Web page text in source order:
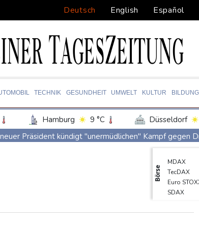
Deutsch English Español
TECHNIK GESUNDHEIT UMWELT KULTUR BILDUNG
Hamburg 9 °C Düsseldorf
12 °C Leipzig 12 °C
Bremen
Wien
Präsident kündigt "unermüdlichen" Kampf gegen
bisherigen US-Anlagen: Amazon finanziert für
Klopp als mögliche Stütze im Jugendbereich
"Wir wollen Titel gewinnen"
Börse
MDAX
TecDAX
Euro
SDAX
Goldpreis